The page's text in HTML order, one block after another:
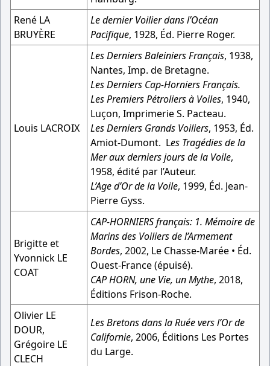
René LA
BRUYÈRE
Le dernier Voilier dans l’Océan
Pacifique, 1928, Éd. Pierre Roger.
Louis LACROIX
Les Derniers Baleiniers Français, 1938,
Nantes, Imp. de Bretagne.
Les Derniers Cap-Horniers Français.
Les Premiers Pétroliers à Voiles, 1940,
Luçon, Imprimerie S. Pacteau.
Les Derniers Grands Voiliers, 1953, Éd.
Amiot-Dumont. Les Tragédies de la
Mer aux derniers jours de la Voile,
1958, édité par l’Auteur.
L’Age d’Or de la Voile, 1999, Éd. Jean-
Pierre Gyss.
Brigitte et
Yvonnick LE
COAT
CAP-HORNIERS français: 1. Mémoire de
Marins des Voiliers de l’Armement
Bordes, 2002, Le Chasse-Marée • Éd.
Ouest-France (épuisé).
CAP HORN, une Vie, un Mythe, 2018,
Éditions Frison-Roche.
Olivier LE
DOUR,
Grégoire LE
CLECH
Les Bretons dans la Ruée vers l’Or de
Californie, 2006, Éditions Les Portes
du Large.